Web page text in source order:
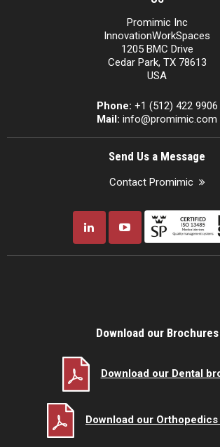
Promimic Inc
InnovationWorkSpaces
1205 BMC Drive
Cedar Park, TX 78613
USA
Phone: +1 (512) 422 9906
Mail: info@promimic.com
Send Us a Message
Contact Promimic
Download our Brochures
Download our Dental
Download our